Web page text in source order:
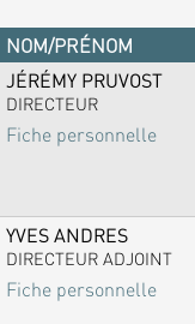
NOM/PRÉNOM
JÉRÉMY PRUVOST
DIRECTEUR
Fiche personnelle
YVES ANDRES
DIRECTEUR ADJOINT
Fiche personnelle